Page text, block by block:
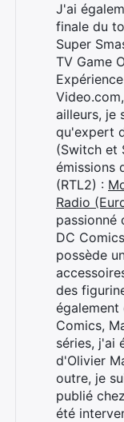
J'ai
finale du
Super
TV Game
ailleurs, je
qu'expert
(Switch et
émissions
(RTL2) :
Radio
passionné
DC
possède
des
également
Comics,
séries, j'ai
d'Olivier
outre, je
publié
été